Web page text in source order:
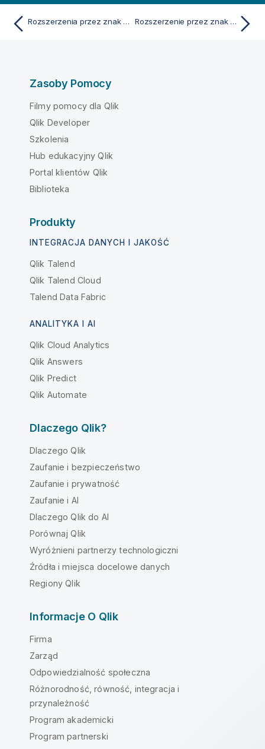
Rozszerzenia przez znak dolara Rozszerzenie przez znak dolara przy użyciu parametrów
Zasoby Pomocy
Filmy pomocy dla Qlik
Qlik Developer
Szkolenia
Hub edukacyjny Qlik
Portal klientów Qlik
Biblioteka
Produkty
INTEGRACJA DANYCH I JAKOŚĆ
Qlik Talend
Qlik Talend Cloud
Talend Data Fabric
ANALITYKA I AI
Qlik Cloud Analytics
Qlik Answers
Qlik Predict
Qlik Automate
Dlaczego Qlik?
Dlaczego Qlik
Zaufanie i bezpieczeństwo
Zaufanie i prywatność
Zaufanie i AI
Dlaczego Qlik do AI
Porównaj Qlik
Wyróżnieni partnerzy technologiczni
Źródła i miejsca docelowe danych
Regiony Qlik
Informacje O Qlik
Firma
Zarząd
Odpowiedzialność społeczna
Różnorodność, równość, integracja i
przynależność
Program akademicki
Program partnerski